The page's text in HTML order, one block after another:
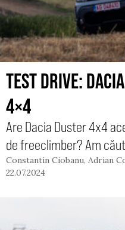
TEST DRIVE:
4×4
Are Dacia Duster 4x4
de freeclimber? Am
Constantin Ciobanu, Adrian
22.07.2024